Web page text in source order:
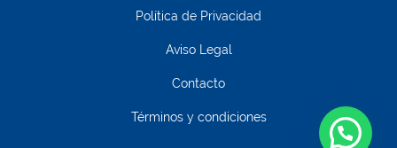
Política de Privacidad
Aviso Legal
Contacto
Términos y condiciones